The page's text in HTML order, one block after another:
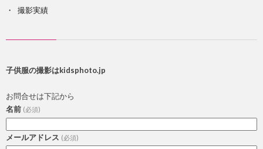
撮影実績
子供服の撮影はkidsphoto.jp
お問合せは下記から
名前 (必須)
メールアドレス (必須)